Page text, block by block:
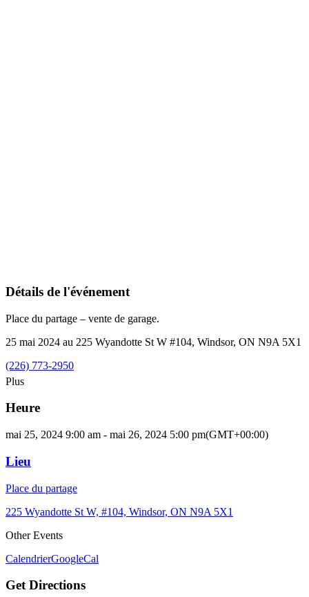
Détails de l'événement
Place du partage – vente de garage.
25 mai 2024 au 225 Wyandotte St W #104, Windsor, ON N9A 5X1
(226) 773-2950
Plus
Heure
mai 25, 2024 9:00 am - mai 26, 2024 5:00 pm(GMT+00:00)
Lieu
Place du partage
225 Wyandotte St W, #104, Windsor, ON N9A 5X1
Other Events
CalendrierGoogleCal
Get Directions